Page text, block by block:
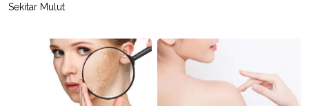
Sekitar Mulut